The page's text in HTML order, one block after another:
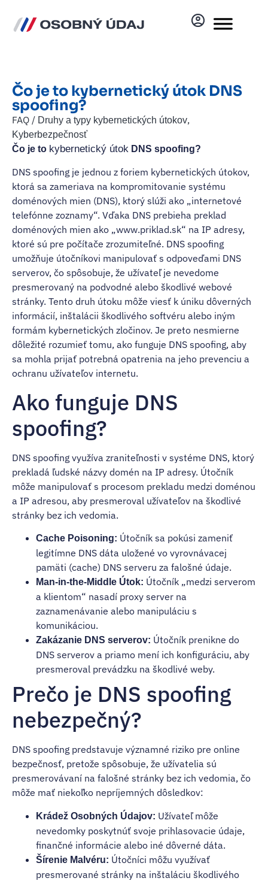
Čo je to kybernetický útok DNS
spoofing?
FAQ / Druhy a typy kybernetických útokov,
Kyberbezpečnosť
Čo je to kybernetický útok DNS spoofing?
DNS spoofing je jednou z foriem kybernetických útokov,
ktorá sa zameriava na kompromitovanie systému
doménových mien (DNS), ktorý slúži ako „internetové
telefónne zoznamy“. Vďaka DNS prebieha preklad
doménových mien ako „www.priklad.sk“ na IP adresy,
ktoré sú pre počítače zrozumiteľné. DNS spoofing
umožňuje útočníkovi manipulovať s odpoveďami DNS
serverov, čo spôsobuje, že užívateľ je nevedome
presmerovaný na podvodné alebo škodlivé webové
stránky. Tento druh útoku môže viesť k úniku dôverných
informácií, inštalácii škodlivého softvéru alebo iným
formám kybernetických zločinov. Je preto nesmierne
dôležité rozumieť tomu, ako funguje DNS spoofing, aby
sa mohla prijať potrebná opatrenia na jeho prevenciu a
ochranu užívateľov internetu.
Ako funguje DNS
spoofing?
DNS spoofing využíva zraniteľnosti v systéme DNS, ktorý
prekladá ľudské názvy domén na IP adresy. Útočník
môže manipulovať s procesom prekladu medzi doménou
a IP adresou, aby presmeroval užívateľov na škodlivé
stránky bez ich vedomia.
Cache Poisoning: Útočník sa pokúsi zameniť
legitímne DNS dáta uložené vo vyrovnávacej
pamäti (cache) DNS serveru za falošné údaje.
Man-in-the-Middle Útok: Útočník „medzi serverom
a klientom“ nasadí proxy server na
zaznamenávanie alebo manipuláciu s
komunikáciou.
Zakázanie DNS serverov: Útočník prenikne do
DNS serverov a priamo mení ich konfiguráciu, aby
presmeroval prevádzku na škodlivé weby.
Prečo je DNS spoofing
nebezpečný?
DNS spoofing predstavuje významné riziko pre online
bezpečnosť, pretože spôsobuje, že užívatelia sú
presmerovávaní na falošné stránky bez ich vedomia, čo
môže mať niekoľko nepríjemných dôsledkov:
Krádež Osobných Údajov: Užívateľ môže
nevedomky poskytnúť svoje prihlasovacie údaje,
finančné informácie alebo iné dôverné dáta.
Šírenie Malvéru: Útočníci môžu využívať
presmerované stránky na inštaláciu škodlivého